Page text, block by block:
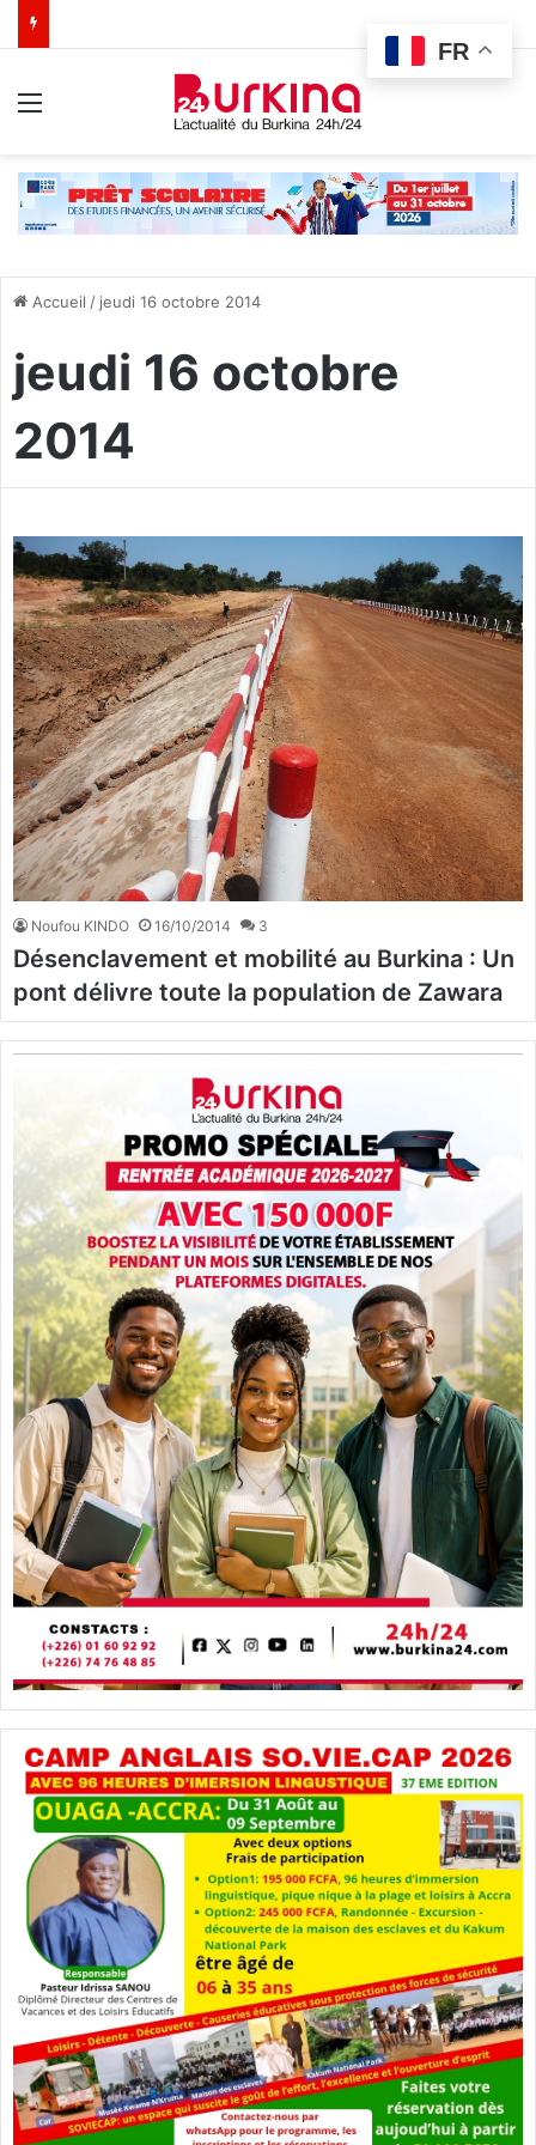
Accueil / jeudi 16 octobre 2014
jeudi 16 octobre
2014
Noufou KINDO 16/10/2014 3
Désenclavement et mobilité au Burkina : Un
pont délivre toute la population de Zawara
FR